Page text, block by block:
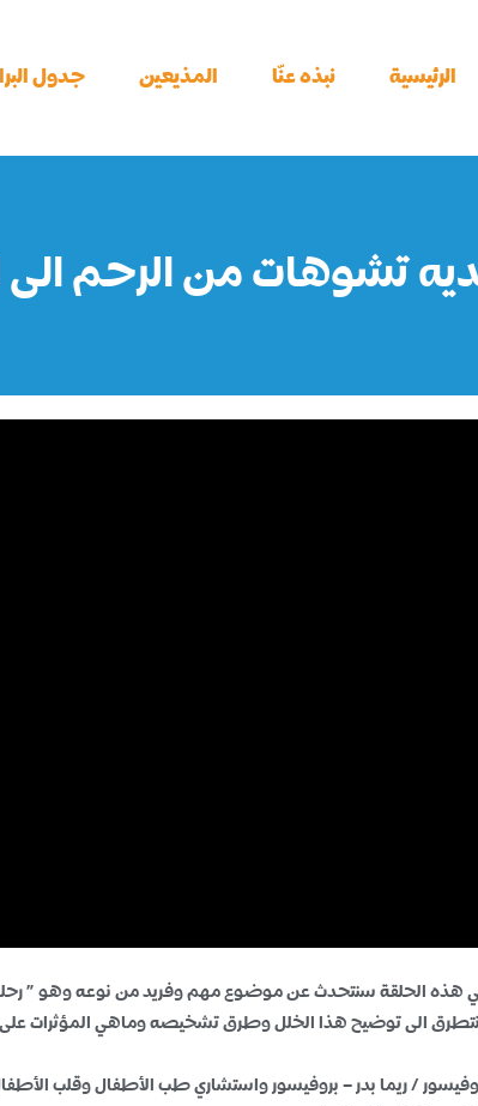
الرئيسية نبذه عنّا المذيعين جدول
تشوهات من الرحم الى
هذه الحلقة سنتحدث عن موضوع مهم وفريد من نوعه وهو ” رحلة
الى توضيح هذا الخلل وطرق تشخيصه وماهي المؤثرات
/ ريما بدر – بروفيسور واستشاري طب الأطفال وقلب